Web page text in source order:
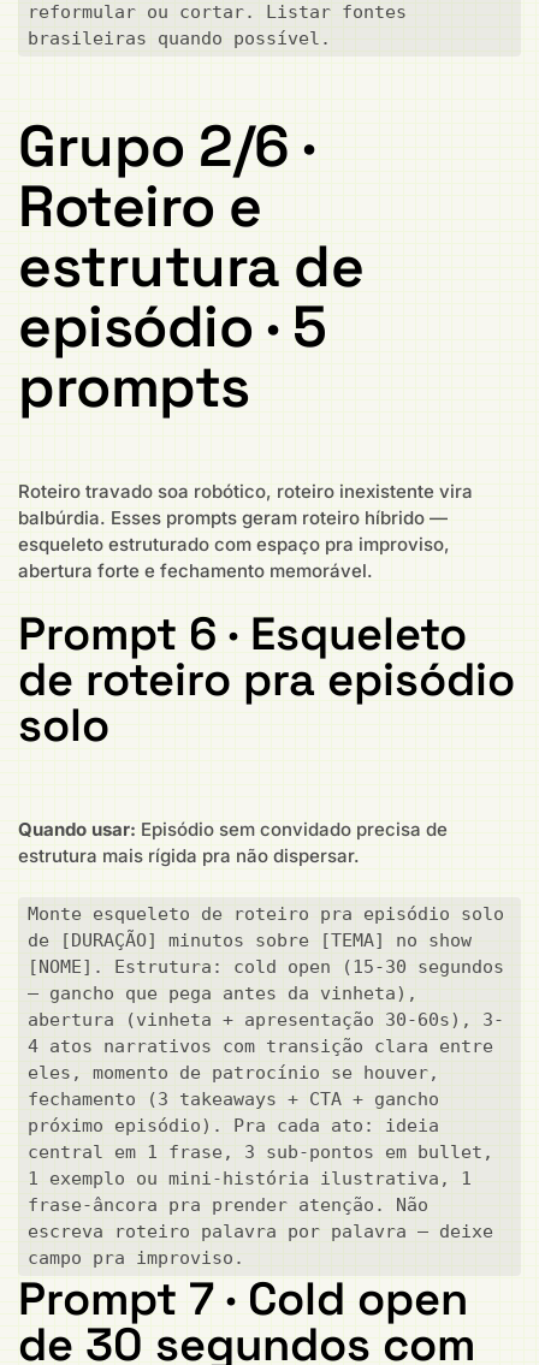
reformular ou cortar. Listar fontes
brasileiras quando possível.
Grupo 2/6 ·
Roteiro e
estrutura de
episódio · 5
prompts
Roteiro travado soa robótico, roteiro inexistente vira
balbúrdia. Esses prompts geram roteiro híbrido —
esqueleto estruturado com espaço pra improviso,
abertura forte e fechamento memorável.
Prompt 6 · Esqueleto
de roteiro pra episódio
solo
Quando usar: Episódio sem convidado precisa de
estrutura mais rígida pra não dispersar.
Monte esqueleto de roteiro pra episódio solo
de [DURAÇÃO] minutos sobre [TEMA] no show
[NOME]. Estrutura: cold open (15-30 segundos
— gancho que pega antes da vinheta),
abertura (vinheta + apresentação 30-60s), 3-
4 atos narrativos com transição clara entre
eles, momento de patrocínio se houver,
fechamento (3 takeaways + CTA + gancho
próximo episódio). Pra cada ato: ideia
central em 1 frase, 3 sub-pontos em bullet,
1 exemplo ou mini-história ilustrativa, 1
frase-âncora pra prender atenção. Não
escreva roteiro palavra por palavra — deixe
campo pra improviso.
Prompt 7 · Cold open
de 30 segundos com